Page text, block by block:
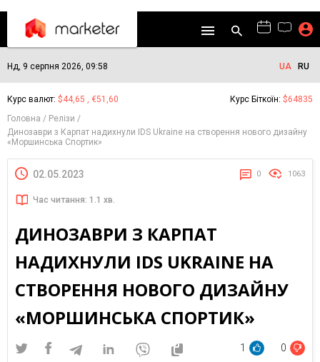
Нд, 9 серпня 2026, 09:58 UA RU
Курс валют: $44,65 , €51,60 Курс Біткоїн: $64835
Головна
Релізи
Динозаври з Карпат надихнули IDS Ukraine на створення нового дизайну
«Моршинська Спортик»
02.05.2023 0 1063
Час читання: 1.1 хв.
ДИНОЗАВРИ З КАРПАТ
НАДИХНУЛИ IDS UKRAINE НА
СТВОРЕННЯ НОВОГО ДИЗАЙНУ
«МОРШИНСЬКА СПОРТИК»
1 0